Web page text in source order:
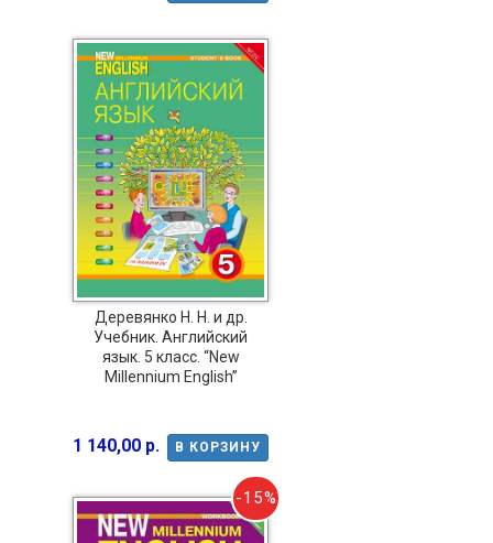
Деревянко Н. Н. и др.
Учебник. Английский
язык. 5 класс. “New
Millennium English”
В КОРЗИНУ
1 140,00 р.
-15%